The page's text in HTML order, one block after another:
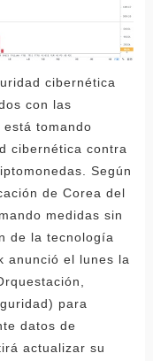
cibernética
con las
tomando
cibernética contra
Según
de Corea del
medidas sin
de la tecnología
anunció el lunes la
para
datos de
actualizar su